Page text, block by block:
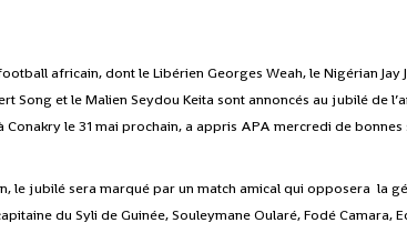
africain, dont le Libérien Georges Weah, le Nigérian Jay
Song et le Malien Seydou Keita sont annoncés au jubilé de
Conakry le 31 mai prochain, a appris APA mercredi de bonnes
le jubilé sera marqué par un match amical qui opposera la
du Syli de Guinée, Souleymane Oularé, Fodé Camara,